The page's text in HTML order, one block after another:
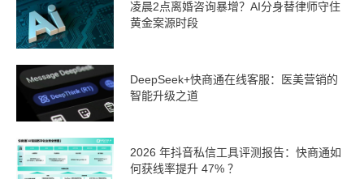
凌晨2点离婚咨询暴增？AI分身替律师守住
黄金案源时段
DeepSeek+快商通在线客服：医美营销的
智能升级之道
2026 年抖音私信工具评测报告：快商通如
何获线率提升 47% ？